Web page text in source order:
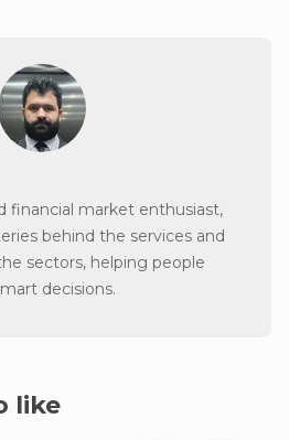
financial market enthusiast,
behind the services and
sectors, helping people
decisions.
like